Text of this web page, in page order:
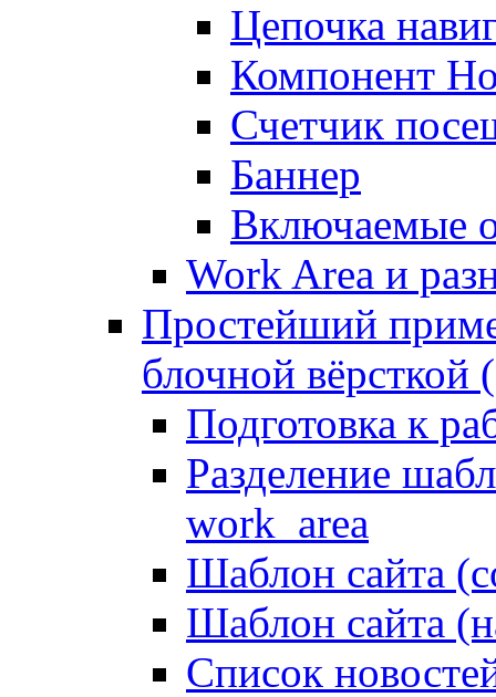
Цепочка
Компонент
Счетчик
Баннер
Включаемые
Work Area и
Простейший
блочной вёрсткой
Подготовка к
Разделение
work_area
Шаблон сайта
Шаблон сайта
Список